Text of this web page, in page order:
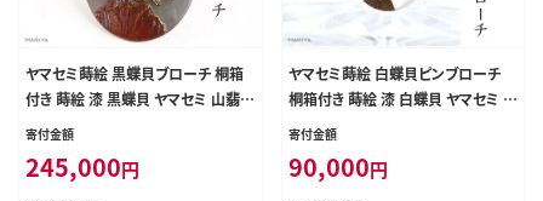
ヤマセミ蒔絵 黒蝶貝ブローチ 桐箱
付き 蒔絵 漆 黒蝶貝 ヤマセミ 山翡翠
ハンドメイド ブローチ アクセサリー
復興 震災 コロナ 能登半島地震復興
寄付金額
245,000円
ヤマセミ蒔絵 白蝶貝ピンブローチ
桐箱付き 蒔絵 漆 白蝶貝 ヤマセミ ハ
ンドメイド ピンブローチ アクセサリ
本製 復興 震災 コロナ 能登半島地
寄付金額
90,000円